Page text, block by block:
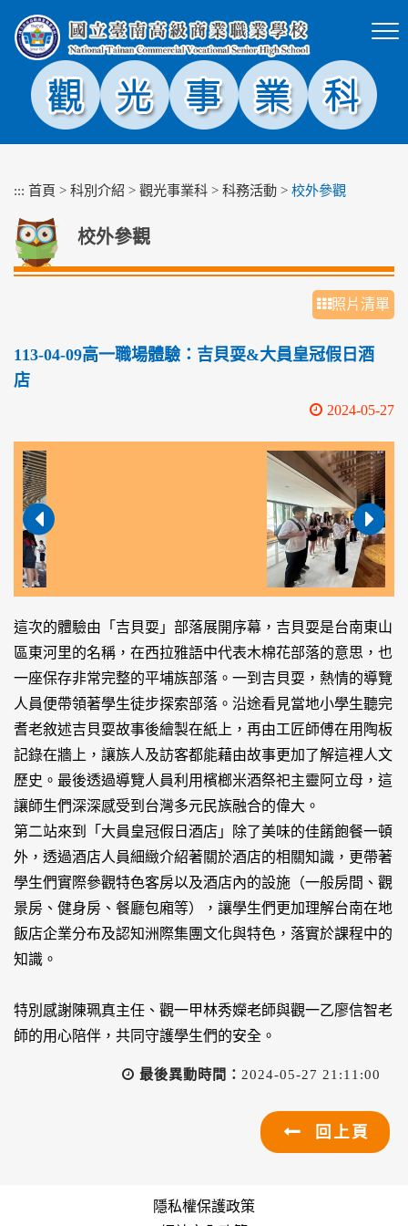
塊
::: 首頁 > 科別介紹 > 觀光事業科 > 科務活動 > 校外參觀
校外參觀
照片清單
113-04-09高一職場體驗：吉貝耍&大員皇冠假日酒
店
2024-05-27
這次的體驗由「吉貝耍」部落展開序幕，吉貝耍是台南東山
區東河里的名稱，在西拉雅語中代表木棉花部落的意思，也
一座保存非常完整的平埔族部落。一到吉貝耍，熱情的導覽
人員便帶領著學生徒步探索部落。沿途看見當地小學生聽完
耆老敘述吉貝耍故事後繪製在紙上，再由工匠師傅在用陶板
記錄在牆上，讓族人及訪客都能藉由故事更加了解這裡人文
歷史。最後透過導覽人員利用檳榔米酒祭祀主靈阿立母，這
讓師生們深深感受到台灣多元民族融合的偉大。
第二站來到「大員皇冠假日酒店」除了美味的佳餚飽餐一頓
外，透過酒店人員細緻介紹著關於酒店的相關知識，更帶著
學生們實際參觀特色客房以及酒店內的設施（一般房間、觀
景房、健身房、餐廳包廂等），讓學生們更加理解台南在地
飯店企業分布及認知洲際集團文化與特色，落實於課程中的
知識。
特別感謝陳珮真主任、觀一甲林秀嬫老師與觀一乙廖信智老
師的用心陪伴，共同守護學生們的安全。
最後異動時間： 2024-05-27 21:11:00
回上頁
隱私權保護政策